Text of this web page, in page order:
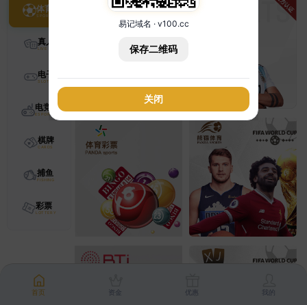
体育
真人
电子
电竞
棋牌
捕鱼
彩票
首页 资金 优惠 我的
易记域名 · v100.cc
保存二维码
关闭